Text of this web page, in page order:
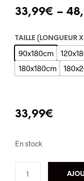
33,99€ –
TAILLE (LONGUEUR
90x180cm
180x180cm
33,99€
En stock